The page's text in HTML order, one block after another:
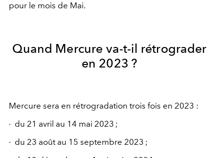
pour le mois de Mai.
Quand Mercure va-t-il rétrograder
en 2023 ?
Mercure sera en rétrogradation trois fois en 2023 :
· du 21 avril au 14 mai 2023 ;
· du 23 août au 15 septembre 2023 ;